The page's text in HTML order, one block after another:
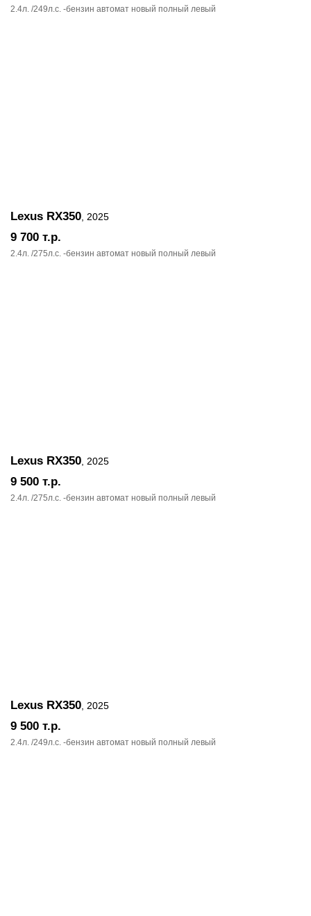
2.4л. /249л.c. -бензин автомат новый полный левый
Lexus RX350 , 2025
9 700 т.р.
2.4л. /275л.c. -бензин автомат новый полный левый
Lexus RX350 , 2025
9 500 т.р.
2.4л. /275л.c. -бензин автомат новый полный левый
Lexus RX350 , 2025
9 500 т.р.
2.4л. /249л.c. -бензин автомат новый полный левый